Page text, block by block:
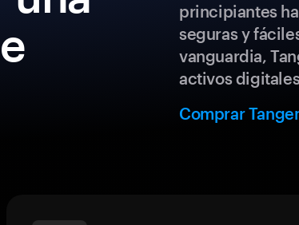
principiantes
seguras y
vanguardia,
activos
Comprar